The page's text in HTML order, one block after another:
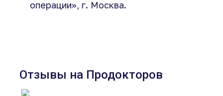
операции», г. Москва.
Отзывы на Продокторов